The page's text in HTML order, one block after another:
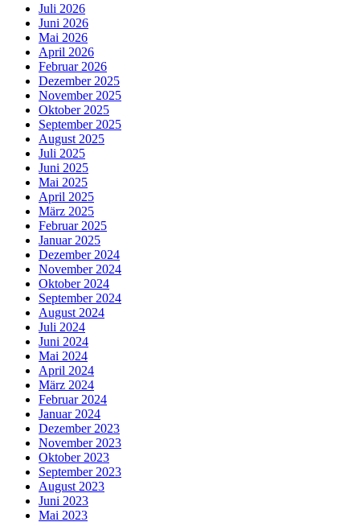
Juli 2026
Juni 2026
Mai 2026
April 2026
Februar 2026
Dezember 2025
November 2025
Oktober 2025
September 2025
August 2025
Juli 2025
Juni 2025
Mai 2025
April 2025
März 2025
Februar 2025
Januar 2025
Dezember 2024
November 2024
Oktober 2024
September 2024
August 2024
Juli 2024
Juni 2024
Mai 2024
April 2024
März 2024
Februar 2024
Januar 2024
Dezember 2023
November 2023
Oktober 2023
September 2023
August 2023
Juni 2023
Mai 2023